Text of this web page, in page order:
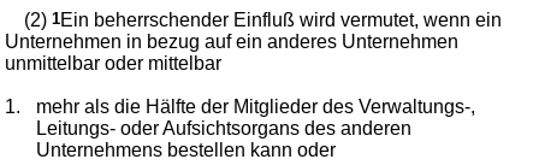
(2)1Ein beherrschender Einfluß wird vermutet, wenn ein
Unternehmen in bezug auf ein anderes Unternehmen
unmittelbar oder mittelbar
1.
mehr als die Hälfte der Mitglieder des Verwaltungs-,
Leitungs- oder Aufsichtsorgans des anderen
Unternehmens bestellen kann oder